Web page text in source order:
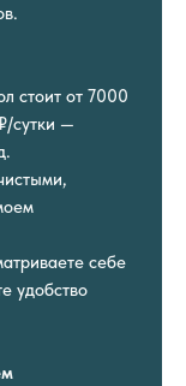
стоит от 7000
сутки —
себе
удобство